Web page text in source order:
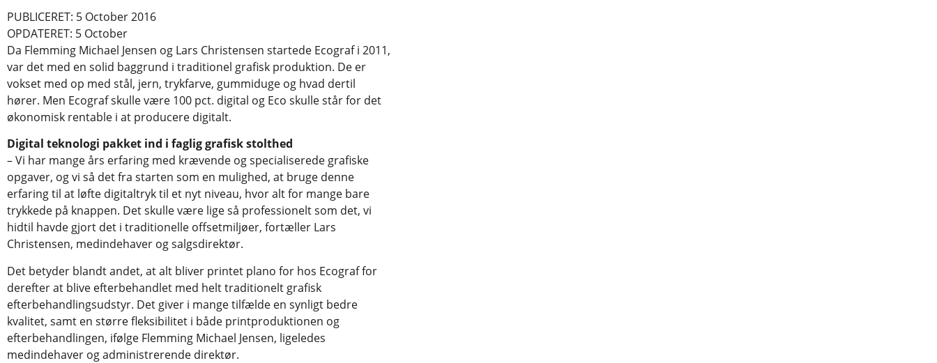
PUBLICERET: 5 October 2016
OPDATERET: 5 October
Da Flemming Michael Jensen og Lars Christensen startede Ecograf i 2011,
var det med en solid baggrund i traditionel grafisk produktion. De er
vokset med op med stål, jern, trykfarve, gummiduge og hvad dertil
hører. Men Ecograf skulle være 100 pct. digital og Eco skulle står for det
økonomisk rentable i at producere digitalt.
Digital teknologi pakket ind i faglig grafisk stolthed
– Vi har mange års erfaring med krævende og specialiserede grafiske
opgaver, og vi så det fra starten som en mulighed, at bruge denne
erfaring til at løfte digitaltryk til et nyt niveau, hvor alt for mange bare
trykkede på knappen. Det skulle være lige så professionelt som det, vi
hidtil havde gjort det i traditionelle offsetmiljøer, fortæller Lars
Christensen, medindehaver og salgsdirektør.
Det betyder blandt andet, at alt bliver printet plano for hos Ecograf for
derefter at blive efterbehandlet med helt traditionelt grafisk
efterbehandlingsudstyr. Det giver i mange tilfælde en synligt bedre
kvalitet, samt en større fleksibilitet i både printproduktionen og
efterbehandlingen, ifølge Flemming Michael Jensen, ligeledes
medindehaver og administrerende direktør.